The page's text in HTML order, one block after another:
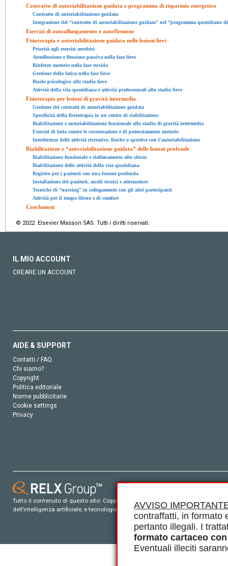
AVVISO
contraffatti, in formato
pertanto illegali. I
formato cartaceo
Eventuali illeciti
Contratto di autoriabilitazione guidata e programma di risparmio energetico
Contratto di autoriabilitazione guidata
Integrazione del “contratto di autoriabilitazione guidata” nel “programma quotidiano di
Esercizi di autoallungamento e autoflessione
Fisioterapia e autoriabilitazione guidata nelle lesioni lievi
Priorità agli esercizi aerobici
Autoflessione e flessione passiva nella fase lieve
Rinforzo motorio nella fase ruvida
Gestione della fatica nella fase lieve
Ruolo psicologico allo stadio lieve
Attività della vita quotidiana e attività professionali allo stadio lieve
Fisioterapia per lesioni di gravità intermedia
Gestione dei contratti di autoriabilitazione guidata
Specificità della fisioterapia in un centro di riabilitazione
Riabilitazione e autoriabilitazione funzionale allo stadio di gravità intermedia
Esercizi di lotta contro le cocontrazioni e di potenziamento motorio
Interferenze delle attività ricreative, fisiche o sportive con l'autoriabilitazione
Riabilitazione e “autoriabilitazione guidata” delle lesioni profonde
Riabilitazione funzionale e riallenamento allo sforzo
Riabilitazione delle attività della vita quotidiana
Registro per i pazienti con una lesione profonda
Installazione dei pazienti, ausili tecnici e attrezzature
Tecniche di “nursing” in collegamento con gli altri partecipanti
Attività per il tempo libero e di comfort
Conclusioni
© 2022 Elsevier Masson SAS. Tutti i diritti riservati.
IL MIO ACCOUNT
CREARE UN ACCOUNT
AIDE & SUPPORT
Contatti / FAQ
Chi siamo?
Copyright
Politica editoriale
Norme pubblicitarie
Cookie settings
Privacy
Tutto il contenuto di questo sito: Copyright © 2026 Elsevier, i suoi
dell’intelligenza artificiale, e tecnologie simili. Per tutto il contenuto ‘open